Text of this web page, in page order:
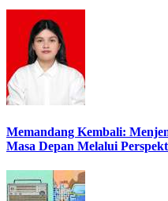
Memandang Kembali:
Masa Depan Melalui